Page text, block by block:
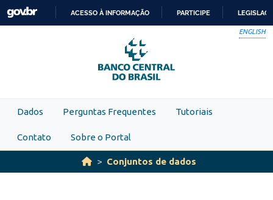
Skip to main content
PARA
O
CONTEÚDO
ACESSO À INFORMAÇÃO PARTICIPE
ENGLISH
Dados Perguntas Frequentes Tutoriais
Contato Sobre o Portal
Conjuntos de dados